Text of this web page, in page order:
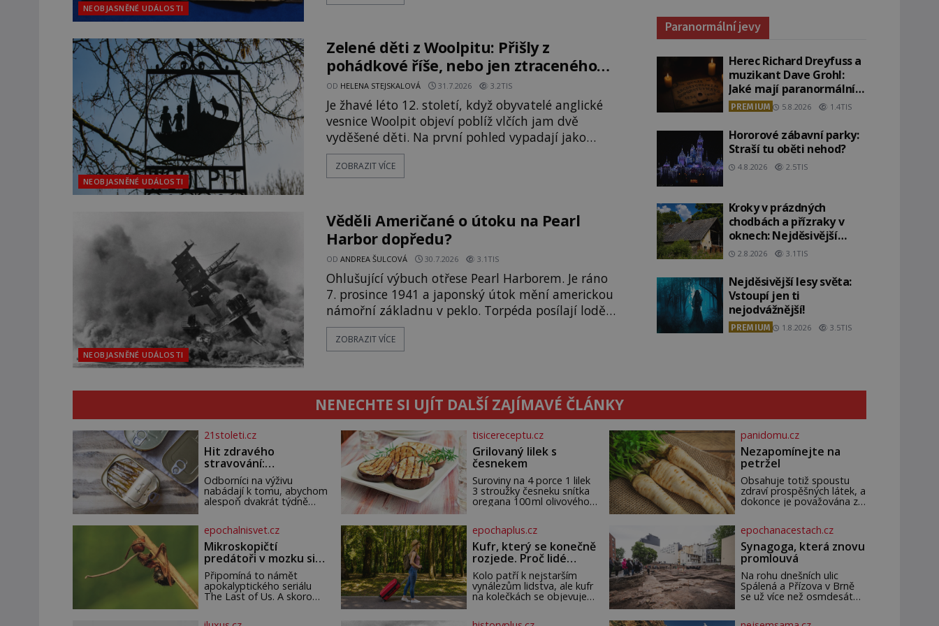
NEOBJASNĚNÉ UDÁLOSTI
napsal, kdy vznikl ani co vlastně vypráví.
Rohoncský kodex se poprvé objevuje v roce
NEOBJASNĚNÉ UDÁLOSTI
Zelené děti z Woolpitu: Přišly z
pohádkové říše, nebo jen ztraceného
světa?
OD HELENA STEJSKALOVÁ 31.7.2026 3.2TIS
Je žhavé léto 12. století, když obyvatelé anglické
vesnice Woolpit objeví poblíž vlčích jam dvě
vyděšené děti. Na první pohled vypadají jako
každé jiné, až na jednu děsivou výjimku. Jejich
kůže má nazelenalý odstín, mluví
jednou z největších záhad středověké Anglie a ani
po téměř devíti stech letech není
ZOBRAZIT VÍCE
NEOBJASNĚNÉ UDÁLOSTI
Věděli Američané o útoku na Pearl
Harbor dopředu?
ODANDREA ŠULCOVÁ 30.7.2026 3.1TIS
Ohlušující výbuch otřese Pearl Harborem. Je ráno
7. prosince 1941 a japonský útok mění americkou
námořní základnu v peklo. Torpéda posílají lodě
ke dnu, hladinu pokrývá hořící nafta a začíná
jeden z nejosudovějších dnů 20. století. Všude
Svého nepřítele nachyt
ZOBRAZIT VÍCE
Paranormální jevy
Herec Richard Dreyfuss a
muzikant Dave Grohl:
Jaké mají paranormální
zážitky?
PREMIUM 5.8.2026 1.4TIS
Hororové zábavní parky:
Straší tu oběti nehod?
4.8.2026 2.5TIS
Kroky v prázdných
chodbách a přízraky v
oknech: Nejděsivější
domy v Česku budí hrůzu
2.8.2026 3.1TIS
Nejděsivější lesy světa:
Vstoupí jen ti
nejodvážnější!
PREMIUM 1.8.2026 3.5TIS
NENECHTE SI UJÍT DALŠÍ ZAJÍMAVÉ ČLÁNKY
21stoleti.cz
Hit zdravého
stravování:
Konzervované
sardinky!
Odborníci na výživu
nabádají k tomu, abychom
alespoň dvakrát týdně
zatěžující pro peněženku.
Dobrou zprávou je, že
hvězdou doporučení se
nyní staly konzervo
tisicereceptu.cz
Grilovaný lilek s
česnekem
Suroviny na 4 porce 1 lilek
3 stroužky česneku snítka
oregana 100 ml olivového
grilovací hliníkové misky
narovnejte nasucho
kolečka lilku.
panidomu.cz
Nezapomínejte na
petržel
Obsahuje totiž spoustu
zdraví prospěšných látek, a
dokonce je považována za
petrželi najdete vitaminy
B1, B2, B3, B6, provitamin
A, vitamin E a velké
množství vitamínu C
(nejvíce ho má nať,
dokonce třikrát více než
pomeranč, v kořeni je také,
epochalnisvet.cz
Mikroskopičtí
predátoři v mozku si
vodí oběť jako loutku
Připomíná to námět
apokalyptického seriálu
The Last of Us. A skoro
epochaplus.cz
Kufr, který se konečně
rozjede. Proč lidé
čekají na kolečka
téměř pět tisíc let?
Kolo patří k nejstarším
vynálezům lidstva, ale kufr
na kolečkách se objevuje
epochanacestach.cz
Synagoga, která znovu
promlouvá
Na rohu dnešních ulic
Spálená a Přízova v Brně
se už více než osmdesát